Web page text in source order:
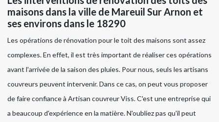
maisons dans la ville de Mareuil Sur Arnon et
ses environs dans le 18290
Les opérations de rénovation pour le toit des maisons sont assez
complexes. En effet, il est très important de réaliser ces opérations
avant l'arrivée de la saison des pluies. Pour nous, seuls les artisans
couvreurs peuvent intervenir. Dans ce cas, on peut vous proposer
de faire confiance à Artisan couvreur Viss. C'est une entreprise qui
a beaucoup d'expérience en la matière. N'oubliez pas qu'il peut